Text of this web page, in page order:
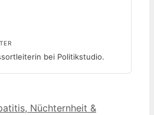
bei Politikstudio.
Nüchternheit &